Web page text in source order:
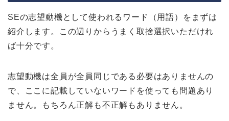
SEの志望動機として使われるワード（用語）をまずは
紹介します。この辺りからうまく取捨選択いただけれ
ば十分です。
志望動機は全員が全員同じである必要はありませんの
で、ここに記載していないワードを使っても問題あり
ません。もちろん正解も不正解もありません。